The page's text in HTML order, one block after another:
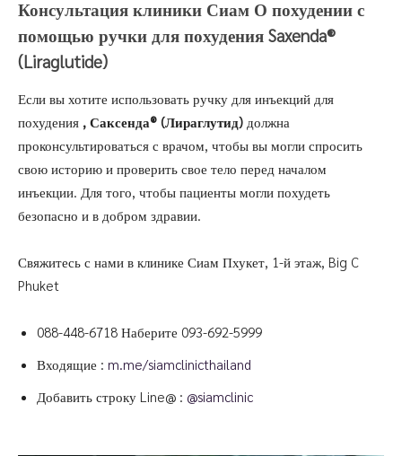
Консультация клиники Сиам О похудении с
помощью ручки для похудения Saxenda®
(Liraglutide)
Если вы хотите использовать ручку для инъекций для
похудения , Саксенда® (Лираглутид) должна
проконсультироваться с врачом, чтобы вы могли спросить
свою историю и проверить свое тело перед началом
инъекции. Для того, чтобы пациенты могли похудеть
безопасно и в добром здравии.
Свяжитесь с нами в клинике Сиам Пхукет, 1-й этаж, Big C
Phuket
088-448-6718 Наберите 093-692-5999
Входящие : m.me/siamclinicthailand
Добавить строку Line@ : @siamclinic